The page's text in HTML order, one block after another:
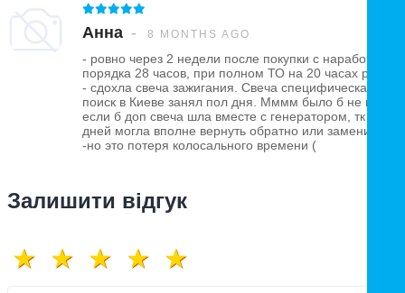
Анна 8 MONTHS AGO
- ровно через 2 недели после покупки с наработкой
порядка 28 часов, при полном ТО на 20 часах работы
- сдохла свеча зажигания. Свеча специфическая -
поиск в Киеве занял пол дня. Мммм было б не плохо
если б доп свеча шла вместе с генератором, тк 14
дней могла вполне вернуть обратно или заменить -
-но это потеря колосального времени (
Залишити відгук